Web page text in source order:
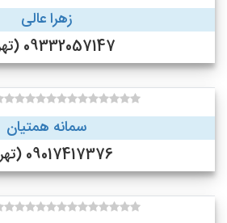
زهرا عالی
09332057147 (تهران)
سمانه همتیان
09017417376 (تهران)